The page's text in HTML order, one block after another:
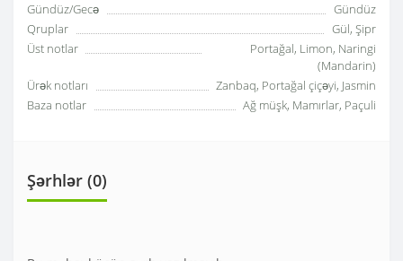
Gündüz/Gecə
Gündüz
Qruplar
Gül, Şipr
Üst notlar
Portağal, Limon, Naringi
(Mandarin)
Ürək notları
Zanbaq, Portağal çiçəyi, Jasmin
Baza notlar
Ağ müşk, Mamırlar, Paçuli
Şərhlər (0)